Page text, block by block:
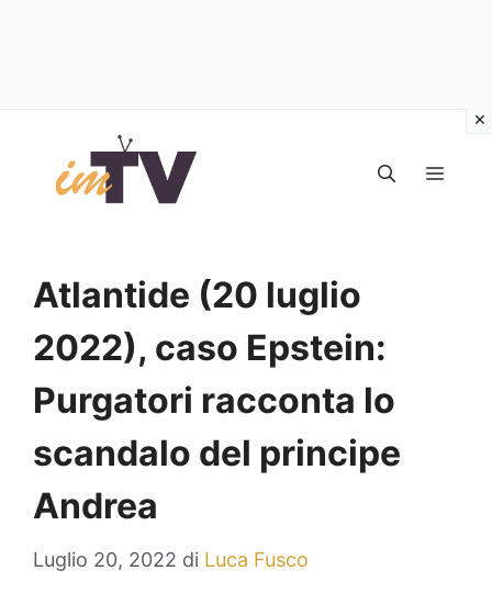
contenuto
Atlantide (20 luglio
2022), caso Epstein:
Purgatori racconta lo
scandalo del principe
Andrea
Luglio 20, 2022 di Luca Fusco